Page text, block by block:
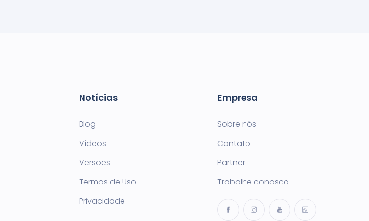
Notícias
Blog
Vídeos
Versões
Termos de Uso
Privacidade
Empresa
Sobre nós
Contato
Partner
Trabalhe conosco